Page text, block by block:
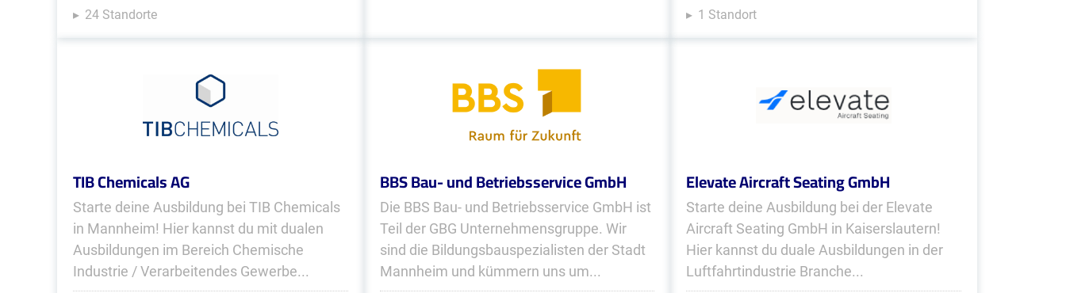
24 Standorte
1 Standort
TIB Chemicals AG
Starte deine Ausbildung bei TIB Chemicals
in Mannheim! Hier kannst du mit dualen
Ausbildungen im Bereich Chemische
Industrie / Verarbeitendes Gewerbe...
BBS Bau- und Betriebsservice GmbH
Die BBS Bau- und Betriebsservice GmbH ist
Teil der GBG Unternehmensgruppe. Wir
sind die Bildungsbauspezialisten der Stadt
Mannheim und kümmern uns um...
Elevate Aircraft Seating GmbH
Starte deine Ausbildung bei der Elevate
Aircraft Seating GmbH in Kaiserslautern!
Hier kannst du duale Ausbildungen in der
Luftfahrtindustrie Branche...